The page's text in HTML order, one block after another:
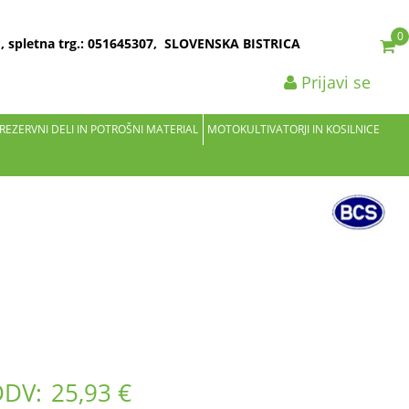
trg.: 051645307, SLOVENSKA BISTRICA 0
Prijavi se
DELI IN POTROŠNI MATERIAL
MOTOKULTIVATORJI IN KOSILNICE
25,93 €